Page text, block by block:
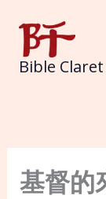
content
Bible Claret
基督的